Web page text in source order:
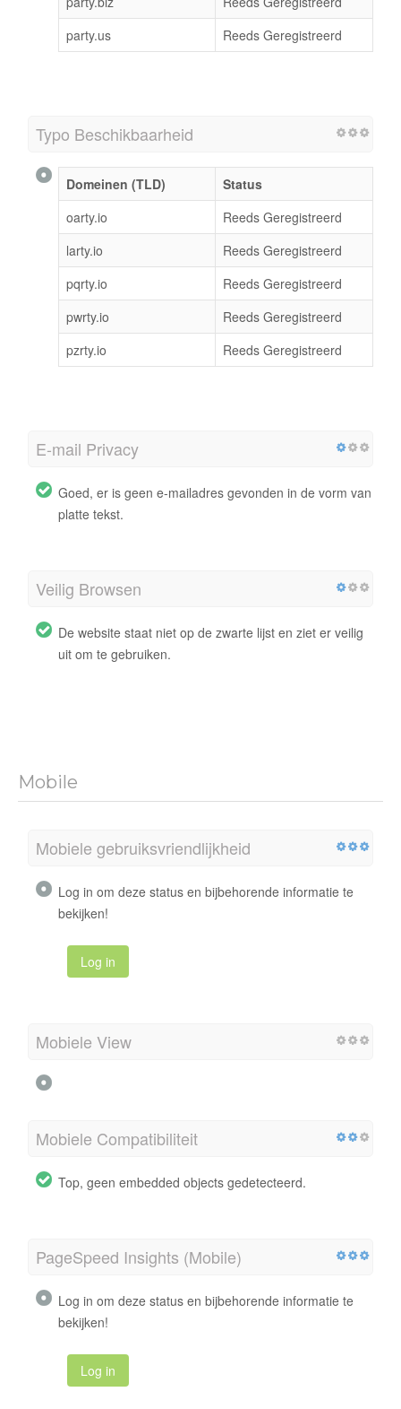
party.us
Reeds Geregistreerd
Typo Beschikbaarheid
Domeinen (TLD)
Status
oarty.io
Reeds Geregistreerd
larty.io
Reeds Geregistreerd
pqrty.io
Reeds Geregistreerd
pwrty.io
Reeds Geregistreerd
pzrty.io
Reeds Geregistreerd
E-mail Privacy
Goed, er is geen e-mailadres gevonden in de vorm van
platte tekst.
Veilig Browsen
De website staat niet op de zwarte lijst en ziet er veilig
uit om te gebruiken.
Mobile
Mobiele gebruiksvriendlijkheid
Log in om deze status en bijbehorende informatie te
bekijken!
Log in
Mobiele View
Mobiele Compatibiliteit
Top, geen embedded objects gedetecteerd.
PageSpeed Insights (Mobile)
Log in om deze status en bijbehorende informatie te
bekijken!
Log in